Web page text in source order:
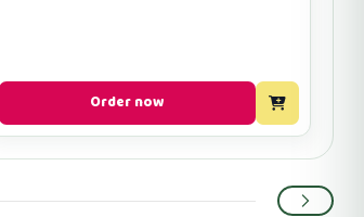
Order now